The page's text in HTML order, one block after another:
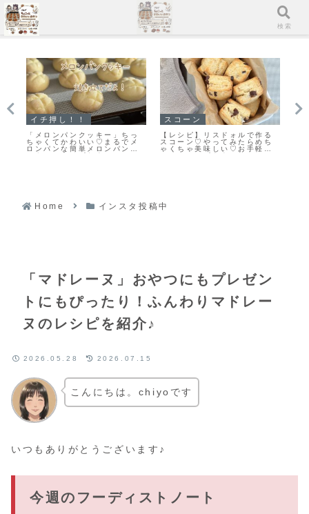
スコーン
「スコーンの朝ごはんだ♪」カ
リッとふんわりとっても美味
しい♡スコーン焼きました！
イチ押し！！
「基本の型抜きクッキー生
地」簡単で扱いやすいプレー
ンクッキー生地のレシピだ
Home インスタ投稿中
「マドレーヌ」おやつにもプレゼン
トにもぴったり！ふんわりマドレー
ヌのレシピを紹介♪
2026.05.28 2026.07.15
こんにちは。chiyoです
いつもありがとうございます♪
今週のフーディストノート
メニュー 検索